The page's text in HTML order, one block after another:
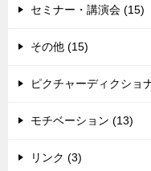
セミナー・講演会 (15)
その他 (15)
ピクチャーディクショ
モチベーション (13)
リンク (3)